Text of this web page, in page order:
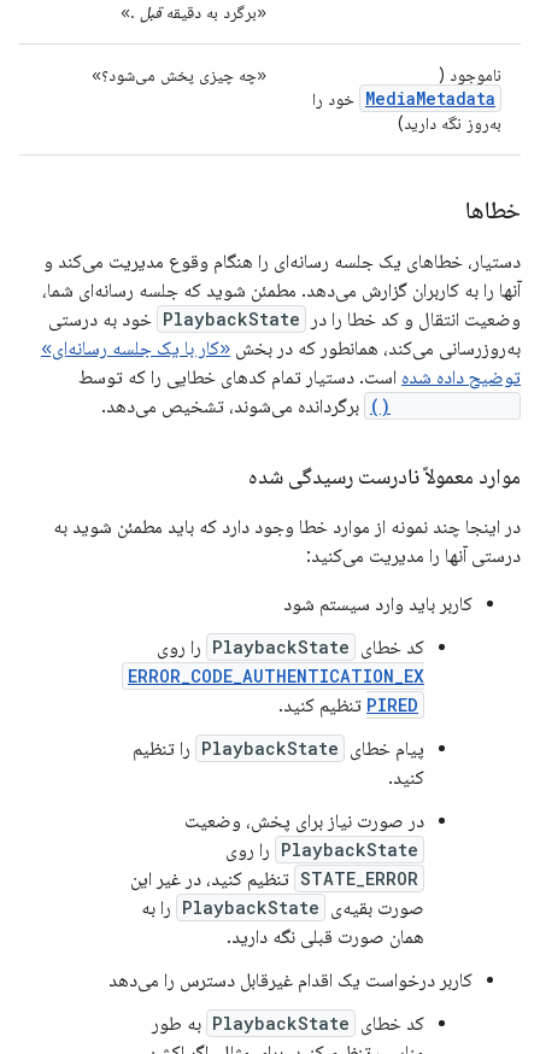
«برگرد به دقیقهقبل .»
ناموجود (
MediaMetadata خود را
به‌روز نگه دارید)
«چه چیزی پخش می‌شود؟»
خطاها
دستیار، خطاهای یک جلسه رسانه‌ای را هنگام وقوع مدیریت می‌کند و
آنها را به کاربران گزارش می‌دهد. مطمئن شوید که جلسه رسانه‌ای شما،
وضعیت انتقال و کد خطا را در
PlaybackState خود به درستی
به‌روزرسانی می‌کند، همانطور که در بخش «کار با یک جلسه رسانه‌ای»
توضیح داده شده است. دستیار تمام کدهای خطایی را که توسط
برگردانده می‌شوند، تشخیص می‌دهد.
موارد معمولاً نادرست رسیدگی شده
در اینجا چند نمونه از موارد خطا وجود دارد که باید مطمئن شوید به
درستی آنها را مدیریت می‌کنید:
کاربر باید وارد سیستم شود
کد خطای PlaybackState را روی
ERROR_CODE_AUTHENTICATION_EX
PIRED تنظیم کنید.
پیام خطای PlaybackState را تنظیم
کنید.
در صورت نیاز برای پخش، وضعیت
PlaybackState را روی
STATE_ERROR تنظیم کنید، در غیر این
صورت بقیه‌ی PlaybackState را به
همان صورت قبلی نگه دارید.
کاربر درخواست یک اقدام غیرقابل دسترس را می‌دهد
کد خطای PlaybackState به طور